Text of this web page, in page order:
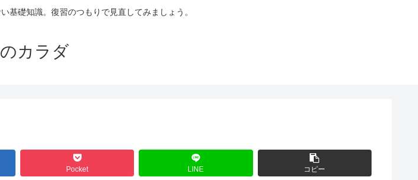
基礎知識。復習のつもりで見直してみましょう。
カラダ
Pocket LINE コピー